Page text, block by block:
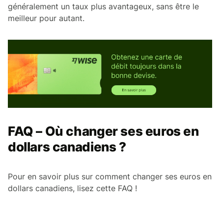
généralement un taux plus avantageux, sans être le
meilleur pour autant.
FAQ – Où changer ses euros en
dollars canadiens ?
Pour en savoir plus sur comment changer ses euros en
dollars canadiens, lisez cette FAQ !